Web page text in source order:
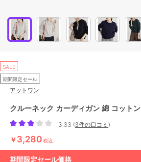
SALE
期間限定セール
アットワン
クルーネック カーディガン 綿 コットン
3.33 (3件の口コミ )
￥3,280 税込
期間限定セール価格